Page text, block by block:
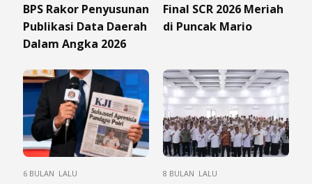
BPS Rakor Penyusunan
Publikasi Data Daerah
Dalam Angka 2026
Final SCR 2026 Meriah
di Puncak Mario
6 BULAN LALU 8 BULAN LALU